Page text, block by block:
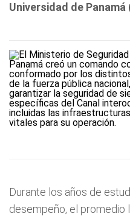
Universidad de Panamá
Durante los años de
desempeño, el promedio